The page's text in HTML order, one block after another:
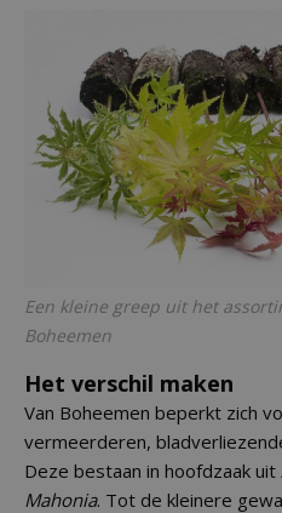
Een kleine greep uit het
Boheemen
Het verschil maken
Van Boheemen beperkt zich
vermeerderen,
Deze bestaan in hoofdzaak uit
Mahonia. Tot de kleinere